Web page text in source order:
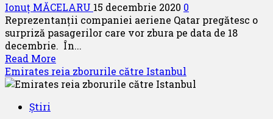
Ionuț MĂCELARU 15 decembrie 2020 0
Reprezentanții companiei aeriene Qatar pregătesc o
surpriză pasagerilor care vor zbura pe data de 18
decembrie. În...
Read More
more
about
Emirates reia zborurile către Istanbul
Știri